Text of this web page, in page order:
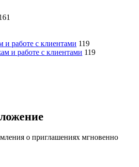
работе с клиентами 119
и работе с клиентами 119
о приглашениях мгновенно